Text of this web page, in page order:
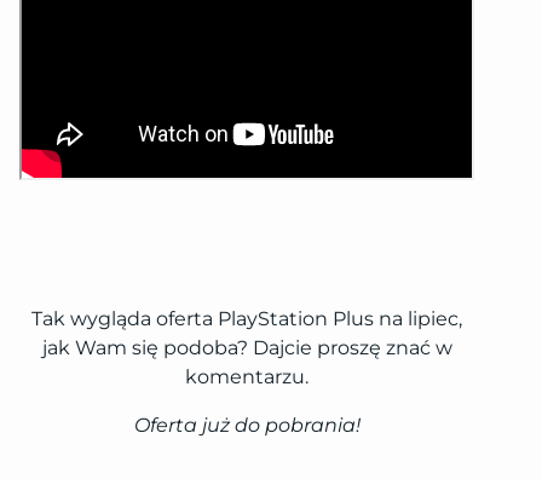
Tak wygląda oferta PlayStation Plus na lipiec,
jak Wam się podoba? Dajcie proszę znać w
komentarzu.
Oferta już do pobrania!